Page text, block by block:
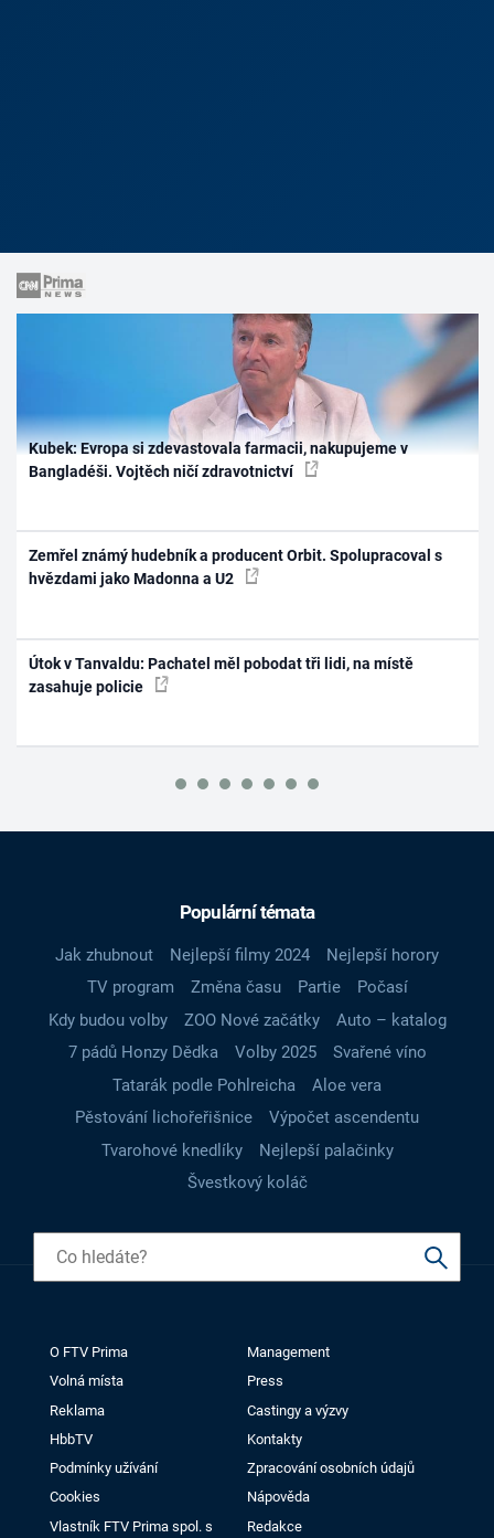
Kubek: Evropa si zdevastovala farmacii, nakupujeme v
Bangladéši. Vojtěch ničí zdravotnictví
Zemřel známý hudebník a producent Orbit. Spolupracoval s
hvězdami jako Madonna a U2
Útok v Tanvaldu: Pachatel měl pobodat tři lidi, na místě
zasahuje policie
Populární témata
Jak zhubnout Nejlepší filmy 2024
Nejlepší horory
TV program
Změna času Partie
Počasí
Kdy budou volby
ZOO Nové začátky
Auto – katalog
7 pádů Honzy Dědka
Volby 2025
Svařené víno
Tatarák podle Pohlreicha
Aloe vera
Pěstování lichořeřišnice
Výpočet ascendentu
Tvarohové knedlíky
Nejlepší palačinky
Švestkový koláč
O FTV Prima
Management
Volná místa
Press
Reklama
Castingy a výzvy
HbbTV
Kontakty
Podmínky užívání
Zpracování osobních údajů
Cookies
Nápověda
Vlastník FTV Prima spol. s
Redakce